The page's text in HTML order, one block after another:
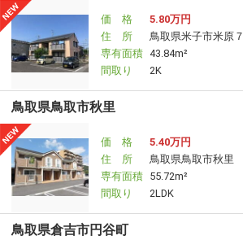
価 格
5.80万円
住 所
鳥取県米子市米原７
専有面積 43.84m²
間取り
2K
鳥取県鳥取市秋里
価 格
5.40万円
住 所
鳥取県鳥取市秋里
専有面積 55.72m²
間取り
2LDK
鳥取県倉吉市円谷町